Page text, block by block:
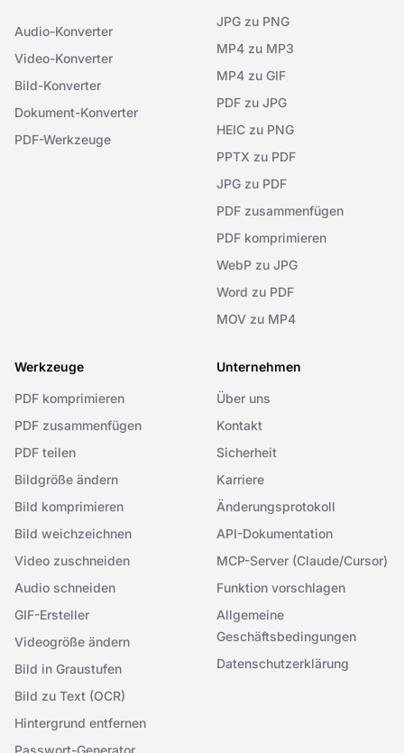
Audio-Konverter
Video-Konverter
Bild-Konverter
Dokument-Konverter
PDF-Werkzeuge
JPG zu PNG
MP4 zu MP3
MP4 zu GIF
PDF zu JPG
HEIC zu PNG
PPTX zu PDF
JPG zu PDF
PDF zusammenfügen
PDF komprimieren
WebP zu JPG
Word zu PDF
MOV zu MP4
Werkzeuge
PDF komprimieren
PDF zusammenfügen
PDF teilen
Bildgröße ändern
Bild komprimieren
Bild weichzeichnen
Video zuschneiden
Audio schneiden
GIF-Ersteller
Videogröße ändern
Bild in Graustufen
Bild zu Text (OCR)
Hintergrund entfernen
Passwort-Generator
Unternehmen
Über uns
Kontakt
Sicherheit
Karriere
Änderungsprotokoll
API-Dokumentation
MCP-Server (Claude/Cursor)
Funktion vorschlagen
Allgemeine
Geschäftsbedingungen
Datenschutzerklärung